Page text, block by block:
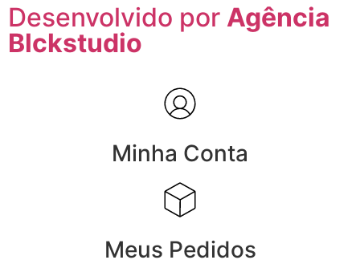
Desenvolvido por Agência
Blckstudio
Minha Conta
Meus Pedidos